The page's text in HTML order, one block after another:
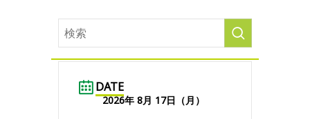
DATE
2026年 8月 17日（月）